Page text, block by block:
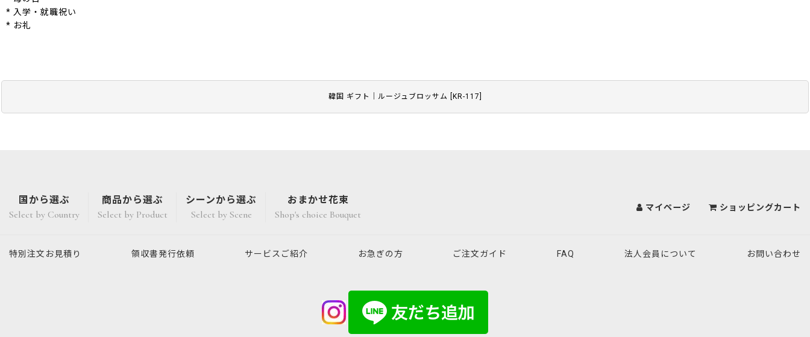
韓国 ギフト｜ルージュブロッサム KR-117
* 入学・就職祝い
* お礼
国から選ぶ
Select by Country
商品から選ぶ
Select by Product
シーンから選ぶ
Select by Scene
おまかせ花束
Shop's choice Bouquet
マイページ ショッピングカート
特別注文 お見積り 領収書発行依頼 サービスご紹介 お急ぎの方 ご注文ガイド FAQ 法人会員について お問い合わせ